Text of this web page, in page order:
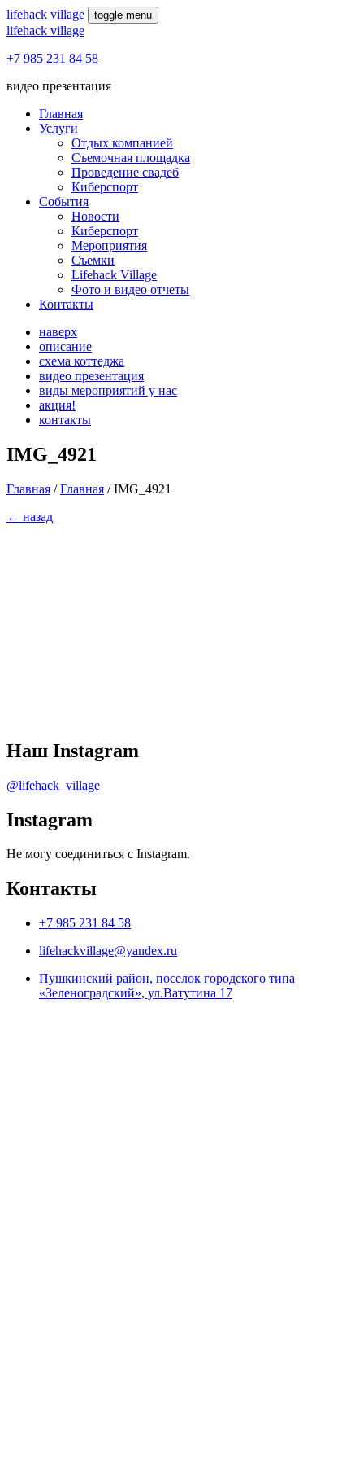
lifehack village toggle menu
lifehack village
+7 985 231 84 58
видео презентация
Главная
Услуги
Отдых компанией
Съемочная площадка
Проведение свадеб
Киберспорт
События
Новости
Киберспорт
Мероприятия
Съемки
Lifehack Village
Фото и видео отчеты
Контакты
наверх
описание
схема коттеджа
видео презентация
виды мероприятий у нас
акция!
контакты
IMG_4921
Главная /Главная /IMG_4921
← назад
Наш Instagram
@lifehack_village
Instagram
Не могу соединиться с Instagram.
Контакты
+7 985 231 84 58
lifehackvillage@yandex.ru
Пушкинский район, поселок городского типа
«Зеленоградский», ул.Ватутина 17